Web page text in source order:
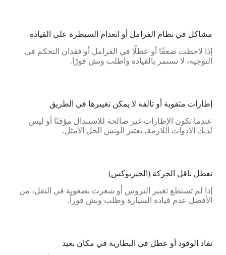
مشاكل في نظام الفرامل أو انعدام السيطرة على القيادة
إذا لاحظت ضعفًا أو عطلًا في الفرامل أو فقدان التحكم في
التوجيه، لا تستمر بالقيادة واطلب ونش فورًا.
إطارات مثقوبة أو تالفة لا يمكن تغييرها في الطريق
عندما تكون الإطارات غير صالحة للاستبدال مؤقتًا أو ليس
لديك الأدوات اللازمة، يعتبر الونش الحل الأمثل.
تعطل ناقل الحركة (الجيربوكس)
إذا لم تستطع تغيير التروس أو شعرت بصعوبة في النقل، من
الأفضل عدم قيادة السيارة وطلب ونش فوراً.
نفاد الوقود أو عطل في البطارية في مكان بعيد